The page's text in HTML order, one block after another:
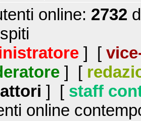
online: 2732
] [
] [
] [ staff
online